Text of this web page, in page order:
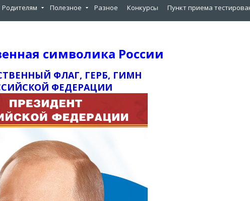
Родителям Полезное Разное Конкурсы Пункт приема
символика России
ФЛАГ, ГЕРБ, ГИМН
ФЕДЕРАЦИИ